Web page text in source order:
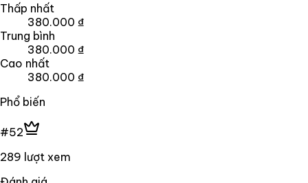
Thấp nhất
380.000 ₫
Trung bình
380.000 ₫
Cao nhất
380.000 ₫
Phổ biến
#52
289 lượt xem